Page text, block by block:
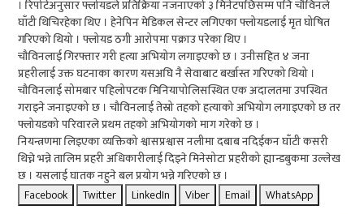
। रिपोर्टअनुसार फ्लोयडले प्रतिक्रिया नजनाएको ३ मिनेटपछिसम्म पनि चौविनले
घाँटी थिचिरहेका थिए । हेनेपिन मेडिकल सेन्टर लगिएका फ्लोयडलाई मृत घोषित
गरिएको थियो । फ्लोयड ठगी आरोपमा पक्राउ परेका थिए ।
चौविनलाई गिरफ्तार गरी हत्या अभियोग लगाइएको छ । उनीसहित ४ जना
प्रहरीलाई उक्त घटनाका कारण यसअघि नै सेवाबाट बर्खास्त गरिएको थियो ।
चौविनलाई सोमबार पहिलोपटक मिनियापोलिसस्थित एक अदालतमा उपस्थित
गराइने जनाइएको छ । चौविनलाई तेस्रो तहको हत्याको अभियोग लगाइएको छ तर
फ्लोयडको परिवारले प्रथम तहको अभियोगको माग गरेको छ ।
नियन्त्रणमा लिइएका व्यक्तिको श्वासप्रश्वास नलीमा दबाब नदिईकन घाँटी कसरी
थिच्ने भन्ने तालिम प्रहरी अधिकारीलाई दिइने मिनेसोटा प्रहरीको ह्यान्डबुकमा उल्लेख
छ । यसलाई घातक नहुने बल प्रयोग भन्ने गरिएको छ ।
Facebook
Twitter LinkedIn Viber Email WhatsApp